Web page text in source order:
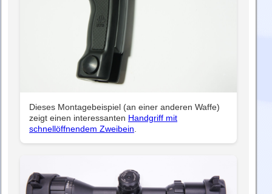
Dieses Montagebeispiel (an einer anderen Waffe)
zeigt einen interessanten Handgriff mit
schnellöffnendem Zweibein